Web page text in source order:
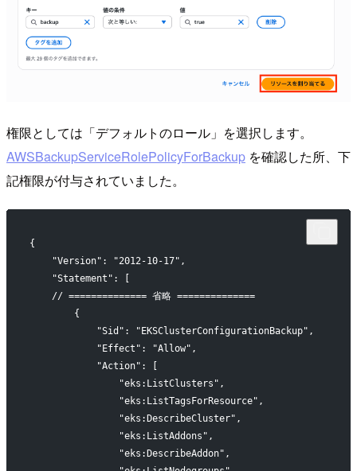
権限としては「デフォルトのロール」を選択します。
AWSBackupServiceRolePolicyForBackup を確認した所、下
記権限が付与されていました。
{
    "Version": "2012-10-17",
    "Statement": [
    // ============== 省略 ==============
        {
            "Sid": "EKSClusterConfigurationBackup",
            "Effect": "Allow",
            "Action": [
                "eks:ListClusters",
                "eks:ListTagsForResource",
                "eks:DescribeCluster",
                "eks:ListAddons",
                "eks:DescribeAddon",